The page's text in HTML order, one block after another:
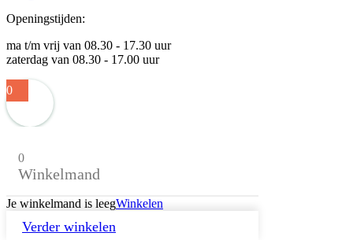
Openingstijden:
ma t/m vrij van 08.30 - 17.30 uur
zaterdag van 08.30 - 17.00 uur
0
0
Winkelmand
Je winkelmand is leegWinkelen
Verder winkelen